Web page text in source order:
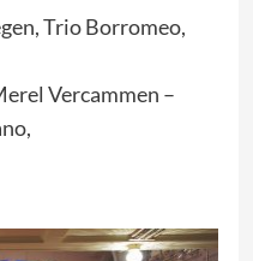
Trio Borromeo,
Vercammen –